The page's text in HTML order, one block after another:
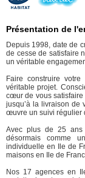
Présentation de
Depuis 1998, date de
de cesse de satisfaire
un véritable
Faire construire
véritable projet.
cœur de vous satisfaire
jusqu’à la livraison de
œuvre un suivi régulier
Avec plus de 25 ans
désormais comme
individuelle en Ile de
maisons en Ile de
Nos 17 agences en